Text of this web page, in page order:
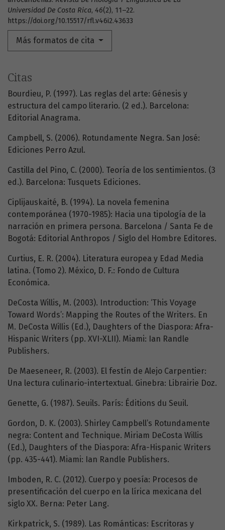
Universidad De Costa Rica, 46(2), 11–22.
https://doi.org/10.15517/rfl.v46i2.43633
Más formatos de cita
Citas
Bourdieu, P. (1997). Las reglas del arte: Génesis y
estructura del campo literario. (2 ed.). Barcelona:
Editorial Anagrama.
Campbell, S. (2006). Rotundamente Negra. San José:
Ediciones Perro Azul.
Castilla del Pino, C. (2000). Teoría de los sentimientos. (3
ed.). Barcelona: Tusquets Ediciones.
Ciplijauskaité, B. (1994). La novela femenina
contemporánea (1970-1985): Hacia una tipología de la
narración en primera persona. Barcelona / Santa Fe de
Bogotá: Editorial Anthropos / Siglo del Hombre Editores.
Curtius, E. R. (2004). Literatura europea y Edad Media
latina. (Tomo 2). México, D. F.: Fondo de Cultura
Económica.
DeCosta Willis, M. (2003). Introduction: ‘This Voyage
Toward Words’: Mapping the Routes of the Writers. En
M. DeCosta Willis (Ed.), Daughters of the Diaspora: Afra-
Hispanic Writers (pp. XVI-XLII). Miami: Ian Randle
Publishers.
De Maeseneer, R. (2003). El festín de Alejo Carpentier:
Una lectura culinario-intertextual. Ginebra: Librairie Doz.
Genette, G. (1987). Seuils. París: Éditions du Seuil.
Gordon, D. K. (2003). Shirley Campbell’s Rotundamente
negra: Content and Technique. Miriam DeCosta Willis
(Ed.), Daughters of the Diaspora: Afra-Hispanic Writers
(pp. 435-441). Miami: Ian Randle Publishers.
Imboden, R. C. (2012). Cuerpo y poesía: Procesos de
presentificación del cuerpo en la lírica mexicana del
siglo XX. Berna: Peter Lang.
Kirkpatrick, S. (1989). Las Románticas: Escritoras y